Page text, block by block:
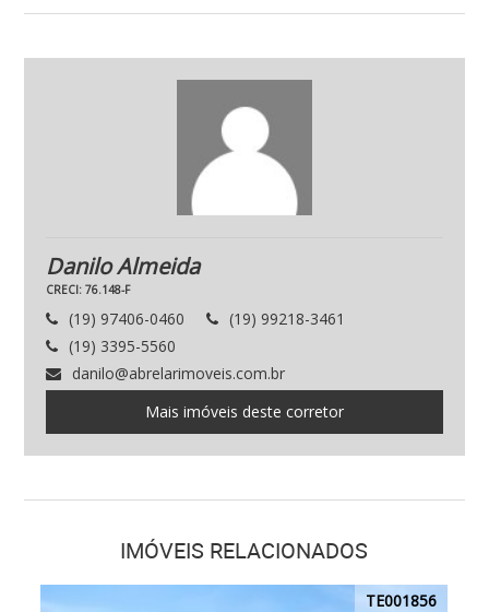
Danilo Almeida
CRECI: 76.148-F
(19) 97406-0460
(19) 99218-3461
(19) 3395-5560
danilo@abrelarimoveis.com.br
Mais imóveis deste corretor
IMÓVEIS RELACIONADOS
TE001856